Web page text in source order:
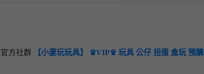
方社群 【小妻玩玩具】 ♛VIP♛ 玩具 公仔 扭蛋 盒玩 預購